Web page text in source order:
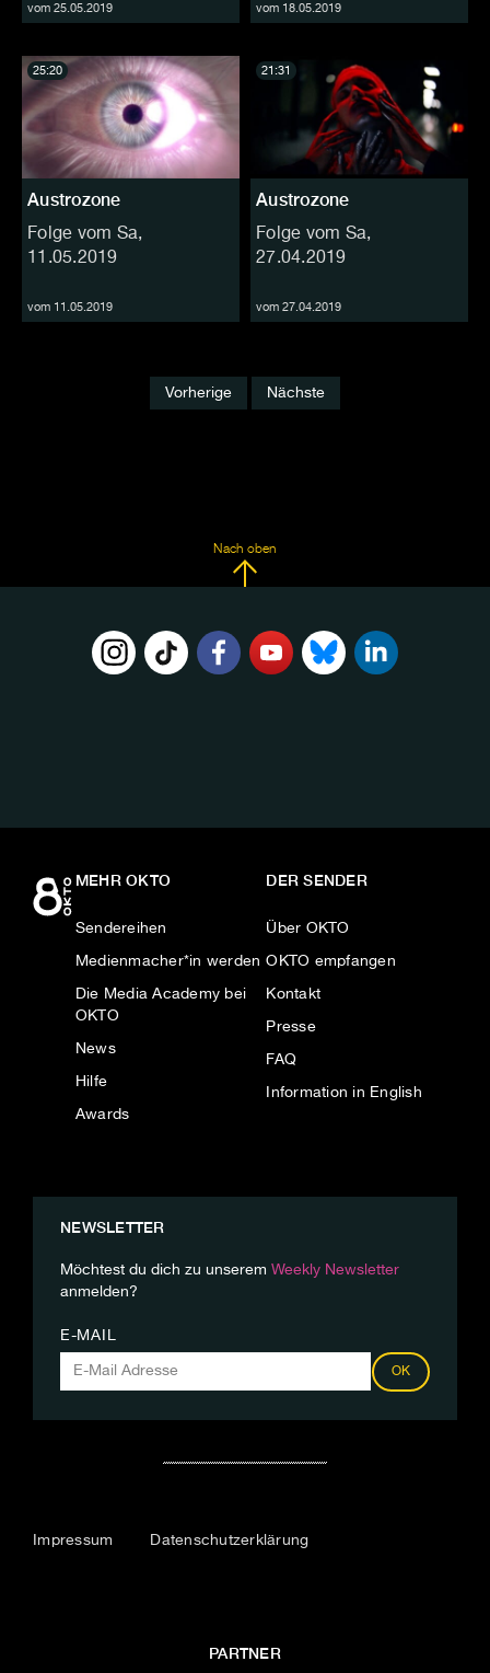
vom 25.05.2019 vom 18.05.2019
Austrozone
Folge vom Sa,
11.05.2019
vom 11.05.2019
25:20
Austrozone
Folge vom Sa,
27.04.2019
vom 27.04.2019
21:31
Vorherige Nächste
Nach oben
MEHR OKTO
Sendereihen
Medienmacher*in werden
Die Media Academy bei
OKTO
News
Hilfe
Awards
DER SENDER
Über OKTO
OKTO empfangen
Kontakt
Presse
FAQ
Information in English
NEWSLETTER
Möchtest du dich zu unserem Weekly Newsletter
anmelden?
E-MAIL
OK
Impressum Datenschutzerklärung
PARTNER